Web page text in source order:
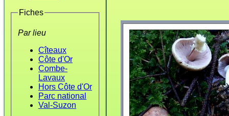
Fiches
Par lieu
Cîteaux
Côte d'Or
Combe-
Lavaux
Hors Côte d'Or
Parc national
Val-Suzon